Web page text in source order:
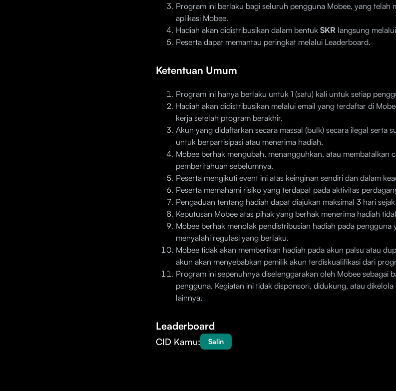
Program ini berlaku bagi seluruh pengguna Mobee, yang telah
aplikasi Mobee.
Hadiah akan didistribusikan dalam bentuk SKR langsung
Peserta dapat memantau peringkat melalui Leaderboard.
Ketentuan Umum
Program ini hanya berlaku untuk 1 (satu) kali untuk setiap
Hadiah akan didistribusikan melalui email yang terdaftar di
kerja setelah program berakhir.
Akun yang didaftarkan secara massal (bulk) secara ilegal serta
untuk berpartisipasi atau menerima hadiah.
Mobee berhak mengubah, menangguhkan, atau membatalkan
pemberitahuan sebelumnya.
Peserta mengikuti event ini atas keinginan sendiri dan dalam
Peserta memahami risiko yang terdapat pada aktivitas
Pengaduan tentang hadiah dapat diajukan maksimal 3 hari
Keputusan Mobee atas pihak yang berhak menerima hadiah
Mobee berhak menolak pendistribusian hadiah pada
menyalahi regulasi yang berlaku.
Mobee tidak akan memberikan hadiah pada akun palsu atau
akun akan menyebabkan pemilik akun terdiskualifikasi dari
Program ini sepenuhnya diselenggarakan oleh Mobee sebagai
pengguna. Kegiatan ini tidak disponsori, didukung, atau
lainnya.
Leaderboard
CID Kamu: Salin